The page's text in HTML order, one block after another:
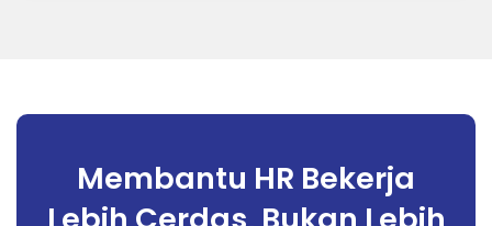
Membantu HR Bekerja